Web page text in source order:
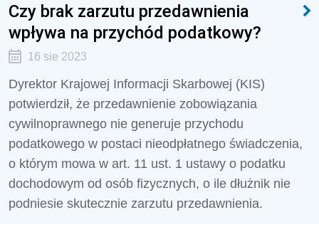
Czy brak zarzutu przedawnienia
wpływa na przychód podatkowy?
16 sie 2023
Dyrektor Krajowej Informacji Skarbowej (KIS)
potwierdził, że przedawnienie zobowiązania
cywilnoprawnego nie generuje przychodu
podatkowego w postaci nieodpłatnego świadczenia,
o którym mowa w art. 11 ust. 1 ustawy o podatku
dochodowym od osób fizycznych, o ile dłużnik nie
podniesie skutecznie zarzutu przedawnienia.